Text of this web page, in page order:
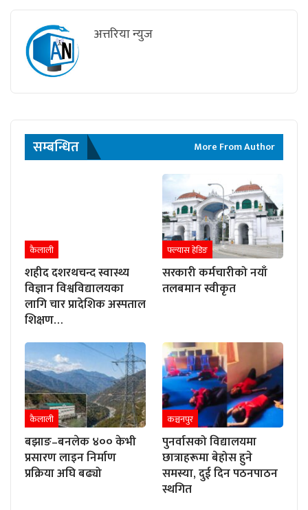
अत्तरिया न्युज
सम्बन्धित More From Author
कैलाली
शहीद दशरथचन्द स्वास्थ्य
विज्ञान विश्वविद्यालयका
लागि चार प्रादेशिक अस्पताल
शिक्षण…
फ्ल्यास हेडिङ
सरकारी कर्मचारीको नयाँ
तलबमान स्वीकृत
कैलाली
बझाङ–बनलेक ४०० केभी
प्रसारण लाइन निर्माण
प्रक्रिया अघि बढ्यो
कञ्चनपुर
पुनर्वासको विद्यालयमा
छात्राहरूमा बेहोस हुने
समस्या, दुई दिन पठनपाठन
स्थगित